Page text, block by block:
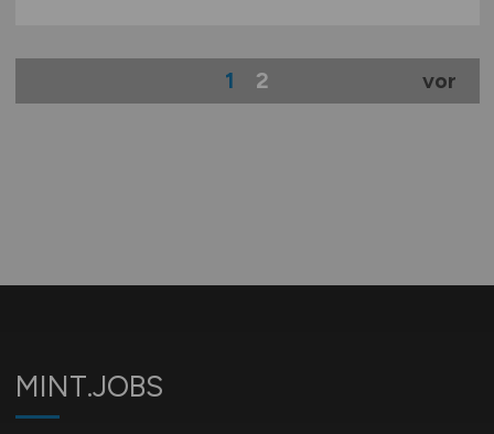
1 2 vor
MINT.JOBS